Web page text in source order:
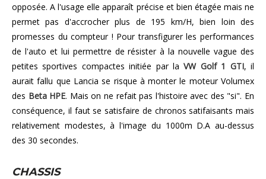
opposée. A l'usage elle apparaît précise et bien étagée mais ne
permet pas d'accrocher plus de 195 km/H, bien loin des
promesses du compteur ! Pour transfigurer les performances
de l'auto et lui permettre de résister à la nouvelle vague des
petites sportives compactes initiée par laVW Golf 1 GTI, il
aurait fallu que Lancia se risque à monter le moteur Volumex
des Beta HPE. Mais on ne refait pas l'histoire avec des "si". En
conséquence, il faut se satisfaire de chronos satifaisants mais
relativement modestes, à l'image du 1000m D.A au-dessus
des 30 secondes.
CHASSIS